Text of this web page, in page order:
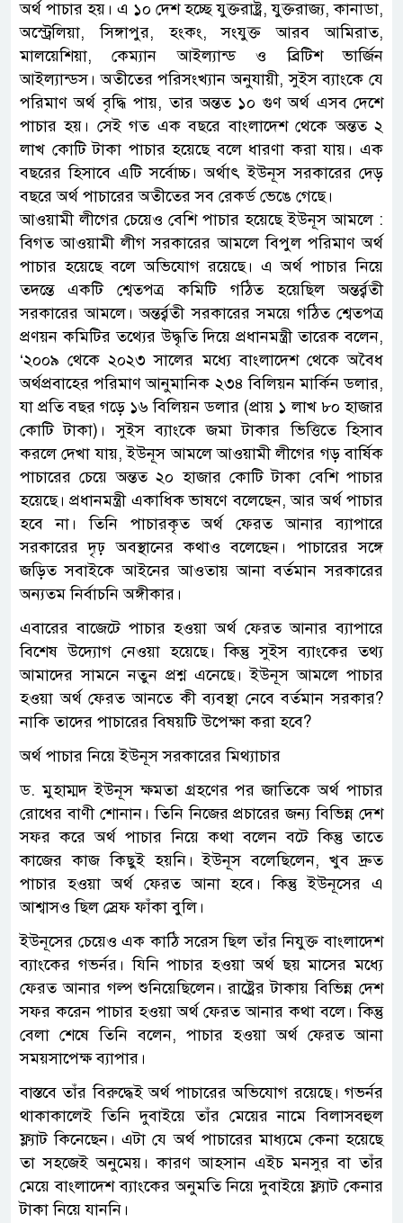
অর্থ পাচার হয়। এ ১০ দেশ হচ্ছে যুক্তরাষ্ট্র, যুক্তরাজ্য, কানাডা,
অস্ট্রেলিয়া, সিঙ্গাপুর, হংকং, সংযুক্ত আরব আমিরাত,
মালয়েশিয়া, কেম্যান আইল্যান্ড ও ব্রিটিশ ভার্জিন
আইল্যান্ডস। অতীতের পরিসংখ্যান অনুযায়ী, সুইস ব্যাংকে যে
পরিমাণ অর্থ বৃদ্ধি পায়, তার অন্তত ১০ গুণ অর্থ এসব দেশে
পাচার হয়। সেই গত এক বছরে বাংলাদেশ থেকে অন্তত ২
লাখ কোটি টাকা পাচার হয়েছে বলে ধারণা করা যায়। এক
বছরের হিসাবে এটি সর্বোচ্চ। অর্থাৎ ইউনূস সরকারের দেড়
বছরে অর্থ পাচারের অতীতের সব রেকর্ড ভেঙে গেছে।
আওয়ামী লীগের চেয়েও বেশি পাচার হয়েছে ইউনূস আমলে :
বিগত আওয়ামী লীগ সরকারের আমলে বিপুল পরিমাণ অর্থ
পাচার হয়েছে বলে অভিযোগ রয়েছে। এ অর্থ পাচার নিয়ে
তদন্তে একটি শ্বেতপত্র কমিটি গঠিত হয়েছিল অন্তর্র্বতী
সরকারের আমলে। অন্তর্র্বতী সরকারের সময়ে গঠিত শ্বেতপত্র
প্রণয়ন কমিটির তথ্যের উদ্ধৃতি দিয়ে প্রধানমন্ত্রী তারেক বলেন,
‘২০০৯ থেকে ২০২৩ সালের মধ্যে বাংলাদেশ থেকে অবৈধ
অর্থপ্রবাহের পরিমাণ আনুমানিক ২৩৪ বিলিয়ন মার্কিন ডলার,
যা প্রতি বছর গড়ে ১৬ বিলিয়ন ডলার (প্রায় ১ লাখ ৮০ হাজার
কোটি টাকা)। সুইস ব্যাংকে জমা টাকার ভিত্তিতে হিসাব
করলে দেখা যায়, ইউনূস আমলে আওয়ামী লীগের গড় বার্ষিক
পাচারের চেয়ে অন্তত ২০ হাজার কোটি টাকা বেশি পাচার
হয়েছে। প্রধানমন্ত্রী একাধিক ভাষণে বলেছেন, আর অর্থ পাচার
হবে না। তিনি পাচারকৃত অর্থ ফেরত আনার ব্যাপারে
সরকারের দৃঢ় অবস্থানের কথাও বলেছেন। পাচারের সঙ্গে
জড়িত সবাইকে আইনের আওতায় আনা বর্তমান সরকারের
অন্যতম নির্বাচনি অঙ্গীকার।
এবারের বাজেটে পাচার হওয়া অর্থ ফেরত আনার ব্যাপারে
বিশেষ উদ্যোগ নেওয়া হয়েছে। কিন্তু সুইস ব্যাংকের তথ্য
আমাদের সামনে নতুন প্রশ্ন এনেছে। ইউনূস আমলে পাচার
হওয়া অর্থ ফেরত আনতে কী ব্যবস্থা নেবে বর্তমান সরকার?
নাকি তাদের পাচারের বিষয়টি উপেক্ষা করা হবে?
অর্থ পাচার নিয়ে ইউনূস সরকারের মিথ্যাচার
ড. মুহাম্মদ ইউনূস ক্ষমতা গ্রহণের পর জাতিকে অর্থ পাচার
রোধের বাণী শোনান। তিনি নিজের প্রচারের জন্য বিভিন্ন দেশ
সফর করে অর্থ পাচার নিয়ে কথা বলেন বটে কিন্তু তাতে
কাজের কাজ কিছুই হয়নি। ইউনূস বলেছিলেন, খুব দ্রুত
পাচার হওয়া অর্থ ফেরত আনা হবে। কিন্তু ইউনূসের এ
আশ্বাসও ছিল স্রেফ ফাঁকা বুলি।
ইউনূসের চেয়েও এক কাঠি সরেস ছিল তাঁর নিযুক্ত বাংলাদেশ
ব্যাংকের গভর্নর। যিনি পাচার হওয়া অর্থ ছয় মাসের মধ্যে
ফেরত আনার গল্প শুনিয়েছিলেন। রাষ্ট্রের টাকায় বিভিন্ন দেশ
সফর করেন পাচার হওয়া অর্থ ফেরত আনার কথা বলে। কিন্তু
বেলা শেষে তিনি বলেন, পাচার হওয়া অর্থ ফেরত আনা
সময়সাপেক্ষ ব্যাপার।
বাস্তবে তাঁর বিরুদ্ধেই অর্থ পাচারের অভিযোগ রয়েছে। গভর্নর
থাকাকালেই তিনি দুবাইয়ে তাঁর মেয়ের নামে বিলাসবহুল
ফ্ল্যাট কিনেছেন। এটা যে অর্থ পাচারের মাধ্যমে কেনা হয়েছে
তা সহজেই অনুমেয়। কারণ আহসান এইচ মনসুর বা তাঁর
মেয়ে বাংলাদেশ ব্যাংকের অনুমতি নিয়ে দুবাইয়ে ফ্ল্যাট কেনার
টাকা নিয়ে যাননি।